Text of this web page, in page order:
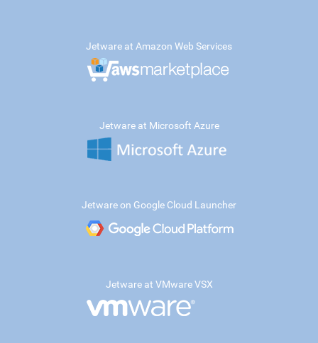
Jetware at Amazon Web Services
Jetware at Microsoft Azure
Jetware on Google Cloud Launcher
Jetware at VMware VSX